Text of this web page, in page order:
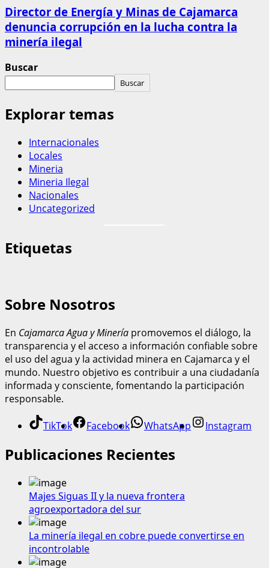
Director de Energía y Minas de Cajamarca
denuncia corrupción en la lucha contra la
minería ilegal
Buscar
Buscar
Explorar temas
Internacionales
Locales
Mineria
Mineria Ilegal
Nacionales
Uncategorized
Etiquetas
Sobre Nosotros
En Cajamarca Agua y Minería promovemos el diálogo, la
transparencia y el acceso a información confiable sobre
el uso del agua y la actividad minera en Cajamarca y el
mundo. Nuestro objetivo es contribuir a una ciudadanía
informada y consciente, fomentando la participación
responsable.
TikTok Facebook WhatsApp Instagram
Publicaciones Recientes
Majes Siguas II y la nueva frontera
agroexportadora del sur
La minería ilegal en cobre puede convertirse en
incontrolable